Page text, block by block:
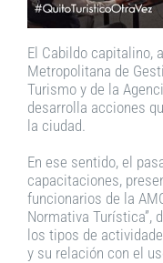
El Cabildo capitalino,
Metropolitana de
Turismo y de la
desarrolla acciones
la ciudad.
En ese sentido, el
capacitaciones,
funcionarios de la
Normativa Turística”,
los tipos de
y su relación con el